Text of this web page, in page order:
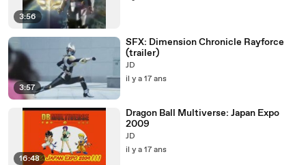
3:56
3:57
SFX: Dimension Chronicle Rayforce
(trailer)
JD
il y a 17 ans
16:48
Dragon Ball Multiverse: Japan Expo
2009
JD
il y a 17 ans